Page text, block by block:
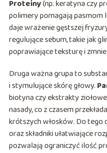
Proteiny(np. keratyna czy
polimery pomagają pasmom
daje wrażenie gęstszej
regulujące sebum, takie jak
poprawiające teksturę i
Druga ważna grupa to
i stymulujące skórę głowy.
biotyna czy ekstrakty
nasady, co z czasem
krótszych włosków. Do
oraz składniki ułatwiające
pozwalają ograniczyć ilość